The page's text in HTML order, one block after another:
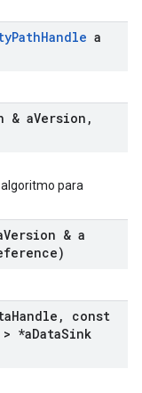
PathHandle a
& aVersion ,
para
Version & a
Handle ,
const
> *aDataSink